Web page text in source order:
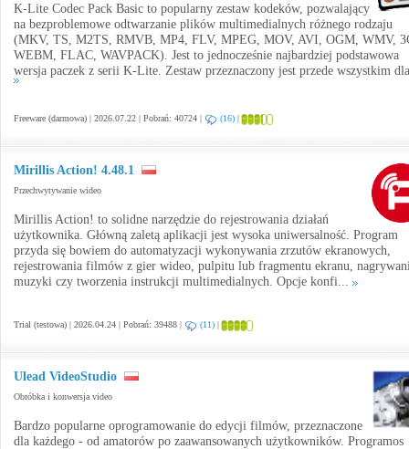
K-Lite Codec Pack Basic to popularny zestaw kodeków, pozwalający
na bezproblemowe odtwarzanie plików multimedialnych różnego rodzaju
(MKV, TS, M2TS, RMVB, MP4, FLV, MPEG, MOV, AVI, OGM, WMV,
WEBM, FLAC, WAVPACK). Jest to jednocześnie najbardziej podstawowa
wersja paczek z serii K-Lite. Zestaw przeznaczony jest przede wszystkim
Freeware (darmowa) | 2026.07.22 | Pobrań: 40724 | (16) |
Mirillis Action! 4.48.1
Przechwytywanie wideo
Mirillis Action! to solidne narzędzie do rejestrowania działań
użytkownika. Główną zaletą aplikacji jest wysoka uniwersalność. Program
przyda się bowiem do automatyzacji wykonywania zrzutów ekranowych,
rejestrowania filmów z gier wideo, pulpitu lub fragmentu ekranu,
muzyki czy tworzenia instrukcji multimedialnych. Opcje konfi...
Trial (testowa) | 2026.04.24 | Pobrań: 39488 | (11) |
Ulead VideoStudio
Obróbka i konwersja video
Bardzo popularne oprogramowanie do edycji filmów, przeznaczone
dla każdego - od amatorów po zaawansowanych użytkowników. Programos